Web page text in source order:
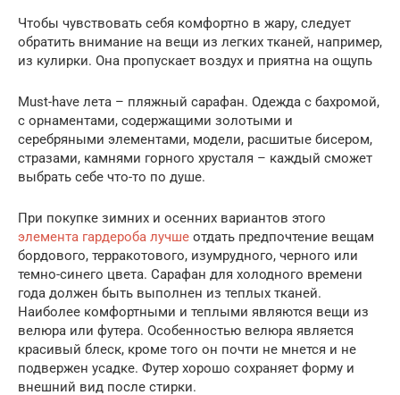
Чтобы чувствовать себя комфортно в жару, следует
обратить внимание на вещи из легких тканей, например,
из кулирки. Она пропускает воздух и приятна на ощупь
Must-have лета – пляжный сарафан. Одежда с бахромой,
с орнаментами, содержащими золотыми и
серебряными элементами, модели, расшитые бисером,
стразами, камнями горного хрусталя – каждый сможет
выбрать себе что-то по душе.
При покупке зимних и осенних вариантов этого
элемента гардероба лучше отдать предпочтение вещам
бордового, терракотового, изумрудного, черного или
темно-синего цвета. Сарафан для холодного времени
года должен быть выполнен из теплых тканей.
Наиболее комфортными и теплыми являются вещи из
велюра или футера. Особенностью велюра является
красивый блеск, кроме того он почти не мнется и не
подвержен усадке. Футер хорошо сохраняет форму и
внешний вид после стирки.